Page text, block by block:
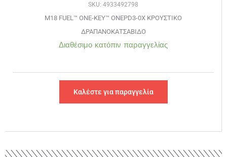
SKU: 4933492798
M18 FUEL™ ONE-KEY™ ONEPD3-0X ΚΡΟΥΣΤΙΚΟ
ΔΡΑΠΑΝΟΚΑΤΣΑΒΙΔΟ
Διαθέσιμο κατόπιν παραγγελίας
Καλέστε για παραγγελία